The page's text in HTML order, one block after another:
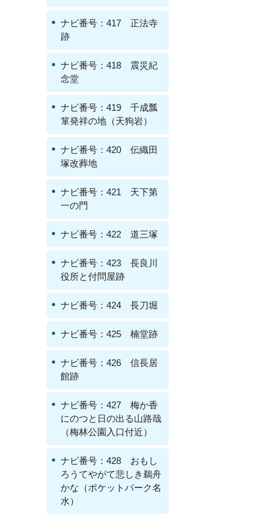
ナビ番号：417 正法寺
跡
ナビ番号：418 震災紀
念堂
ナビ番号：419 千成瓢
箪発祥の地（天狗岩）
ナビ番号：420 伝織田
塚改葬地
ナビ番号：421 天下第
一の門
ナビ番号：422 道三塚
ナビ番号：423 長良川
役所と付問屋跡
ナビ番号：424 長刀堀
ナビ番号：425 楠堂跡
ナビ番号：426 信長居
館跡
ナビ番号：427 梅か香
にのつと日の出る山路哉
（梅林公園入口付近）
ナビ番号：428 おもし
ろうてやがて悲しき鵜舟
かな（ポケットパーク名
水）